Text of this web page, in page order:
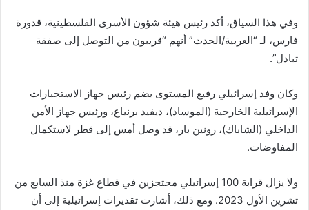
وفي هذا السياق، أكد رئيس هيئة شؤون الأسرى الفلسطينية، قدورة
فارس، لـ “العربية/الحدث” أنهم “قريبون من التوصل إلى صفقة
تبادل”.
وكان وفد إسرائيلي رفيع المستوى يضم رئيس جهاز الاستخبارات
الإسرائيلية الخارجية (الموساد)، ديفيد برنياع، ورئيس جهاز الأمن
الداخلي (الشاباك)، رونين بار، قد وصل أمس إلى قطر لاستكمال
المفاوضات.
ولا يزال قرابة 100 إسرائيلي محتجزين في قطاع غزة منذ السابع من
تشرين الأول 2023. ومع ذلك، أشارت تقديرات إسرائيلية إلى أن